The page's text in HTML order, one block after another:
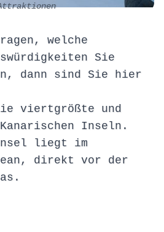
welche
Sie
dann sind Sie hier
viertgrößte und
Inseln.
liegt im
direkt vor der